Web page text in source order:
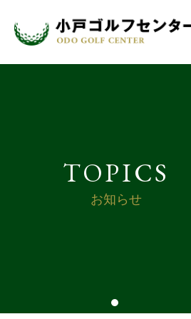
TOPICS
お知らせ